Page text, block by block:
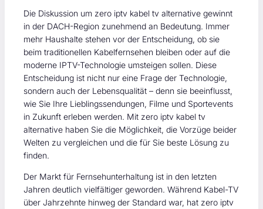
Die Diskussion um zero iptv kabel tv alternative gewinnt
in der DACH-Region zunehmend an Bedeutung. Immer
mehr Haushalte stehen vor der Entscheidung, ob sie
beim traditionellen Kabelfernsehen bleiben oder auf die
moderne IPTV-Technologie umsteigen sollen. Diese
Entscheidung ist nicht nur eine Frage der Technologie,
sondern auch der Lebensqualität – denn sie beeinflusst,
wie Sie Ihre Lieblingssendungen, Filme und Sportevents
in Zukunft erleben werden. Mit zero iptv kabel tv
alternative haben Sie die Möglichkeit, die Vorzüge beider
Welten zu vergleichen und die für Sie beste Lösung zu
finden.
Der Markt für Fernsehunterhaltung ist in den letzten
Jahren deutlich vielfältiger geworden. Während Kabel-TV
über Jahrzehnte hinweg der Standard war, hat zero iptv